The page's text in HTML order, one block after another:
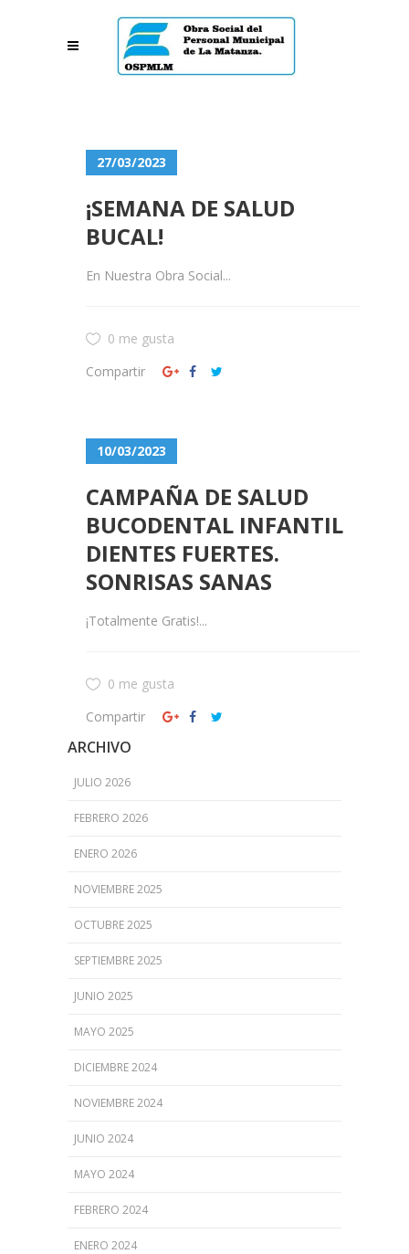
27/03/2023
¡SEMANA DE SALUD
BUCAL!
En Nuestra Obra Social...
0 me gusta
Compartir
10/03/2023
CAMPAÑA DE SALUD
BUCODENTAL INFANTIL
DIENTES FUERTES.
SONRISAS SANAS
¡Totalmente Gratis!...
0 me gusta
Compartir
ARCHIVO
JULIO 2026
FEBRERO 2026
ENERO 2026
NOVIEMBRE 2025
OCTUBRE 2025
SEPTIEMBRE 2025
JUNIO 2025
MAYO 2025
DICIEMBRE 2024
NOVIEMBRE 2024
JUNIO 2024
MAYO 2024
FEBRERO 2024
ENERO 2024